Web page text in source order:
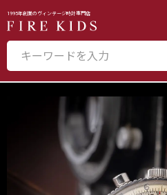
1995年創業のヴィンテージ時計専門店